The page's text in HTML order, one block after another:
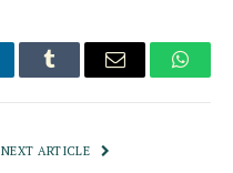
Tumblr Email
NEXT ARTICLE